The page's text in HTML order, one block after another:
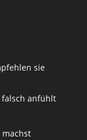
sie
falsch anfühlt